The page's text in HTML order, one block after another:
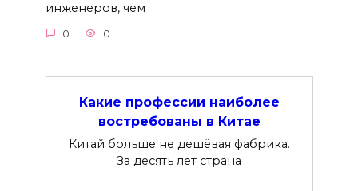
инженеров, чем
0 0
Какие профессии наиболее
востребованы в Китае
Китай больше не дешёвая фабрика.
За десять лет страна